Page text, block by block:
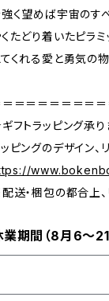
く望めば宇宙のす
たどり着いたピラ
てくれる愛と勇気の物
＝＝＝＝＝＝＝＝
フトラッピング承
ピングのデザイン
送・梱包の都合上
業期間（8月6〜